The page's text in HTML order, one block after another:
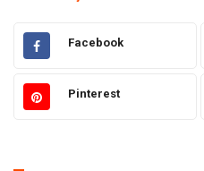
Hukuk
Otomotiv
Facebook
Pinterest